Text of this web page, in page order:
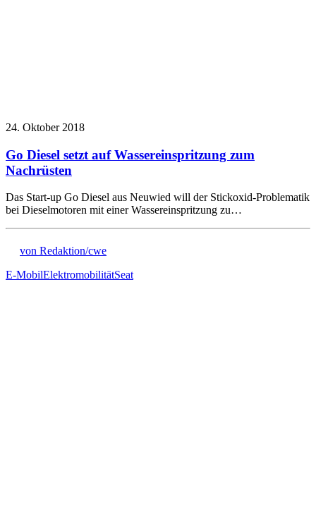
24. Oktober 2018
Go Diesel setzt auf Wassereinspritzung zum
Nachrüsten
Das Start-up Go Diesel aus Neuwied will der Stickoxid-Problematik
bei Dieselmotoren mit einer Wassereinspritzung zu…
von Redaktion/cwe
E-MobilElektromobilitätSeat